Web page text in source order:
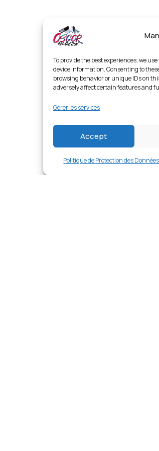
To provide the best experiences, we
device information. Consenting to
browsing behavior or unique IDs on
adversely affect certain features and
Gérer les services
Accept
Politique de Protection des